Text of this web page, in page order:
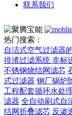
联系我们
热门搜索：
自洁式空气过滤器
排渣过滤系统 非标
不锈钢烧结网滤芯
式过滤器 钢厂锅炉
工程配套循环水处
滤器 全自动刷式自
结网折叠滤芯 反渗